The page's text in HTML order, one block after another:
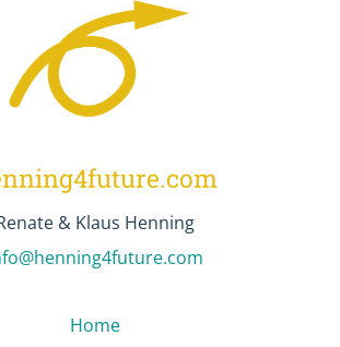
& Klaus Henning
Home